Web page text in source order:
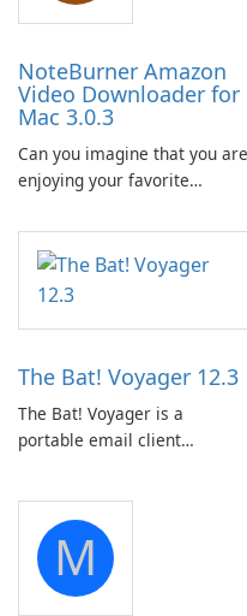
NoteBurner Amazon
Video Downloader for
Mac 3.0.3
Can you imagine that you are
enjoying your favorite
lying on the beach, camping
in the woods or even during
your long commute to work
The Bat! Voyager 12.3
The Bat! Voyager is a
portable email client
portable media on any
computer running Microsoft
Windows.
M